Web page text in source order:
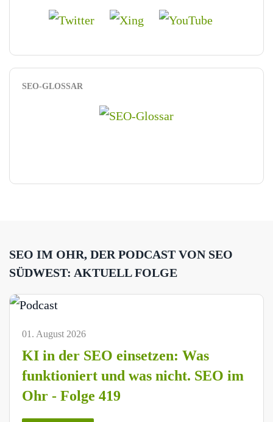
SEO-GLOSSAR
SEO IM OHR, DER PODCAST VON SEO
SÜDWEST: AKTUELL FOLGE
01. August 2026
KI in der SEO einsetzen: Was
funktioniert und was nicht. SEO im
Ohr - Folge 419